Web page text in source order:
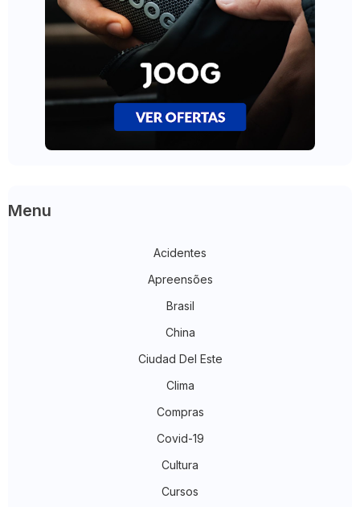
Menu
Acidentes
Apreensões
Brasil
China
Ciudad Del Este
Clima
Compras
Covid-19
Cultura
Cursos